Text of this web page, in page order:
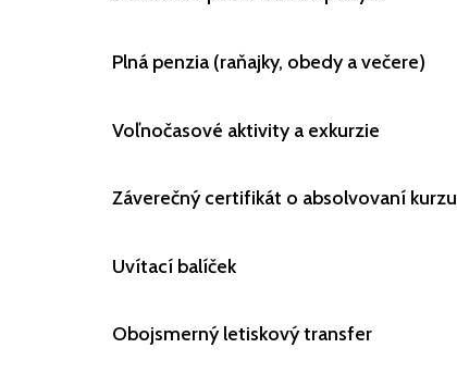
Plná penzia (raňajky, obedy a večere)
Voľnočasové aktivity a exkurzie
Záverečný certifikát o absolvovaní kurzu
Uvítací balíček
Obojsmerný letiskový transfer